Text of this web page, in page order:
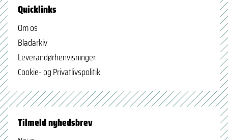
Quicklinks
Om os
Bladarkiv
Leverandørhenvisninger
Cookie- og Privatlivspolitik
Tilmeld nyhedsbrev